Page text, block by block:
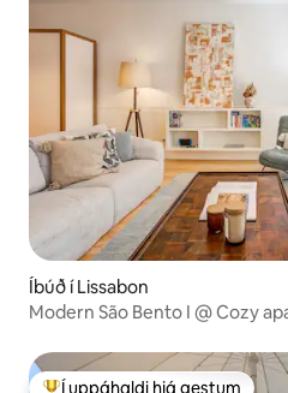
Íbúð í Lissabon
Modern São
Í uppáhaldi hjá gestum